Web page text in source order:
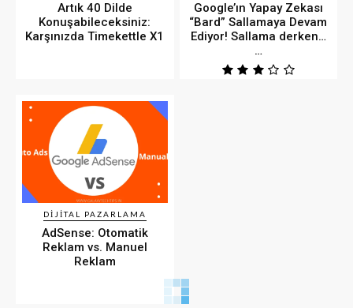
Artık 40 Dilde
Konuşabileceksiniz:
Karşınızda Timekettle X1
Google’ın Yapay Zekası
“Bard” Sallamaya Devam
Ediyor! Sallama derken…
…
DIJITAL PAZARLAMA
AdSense: Otomatik
Reklam vs. Manuel
Reklam